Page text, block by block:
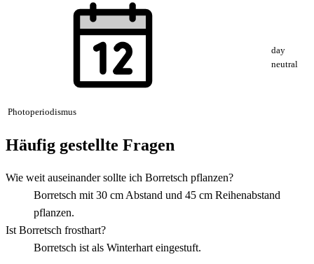
Photoperiodismus
day
neutral
Häufig gestellte Fragen
Wie weit auseinander sollte ich Borretsch pflanzen?
Borretsch mit 30 cm Abstand und 45 cm Reihenabstand
pflanzen.
Ist Borretsch frosthart?
Borretsch ist als Winterhart eingestuft.